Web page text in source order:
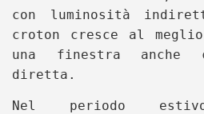
con luminosità
croton cresce al
una finestra anche
diretta.
Nel periodo